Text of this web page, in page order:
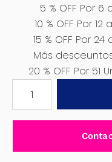
5 % OFF Por 6
10 % OFF Por
15 % OFF Por
Más
20 % OFF Por 51
6MMX